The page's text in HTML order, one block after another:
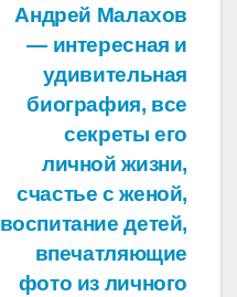
Андрей Малахов
— интересная и
удивительная
биография, все
секреты его
личной жизни,
счастье с женой,
воспитание детей,
впечатляющие
фото из личного